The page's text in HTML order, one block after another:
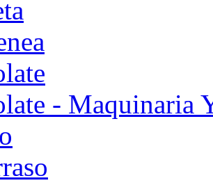
- Maquinaria